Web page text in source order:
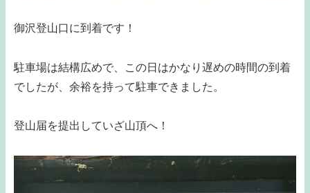
御沢登山口に到着です！
駐車場は結構広めで、この日はかなり遅めの時間の到着
でしたが、余裕を持って駐車できました。
登山届を提出していざ山頂へ！